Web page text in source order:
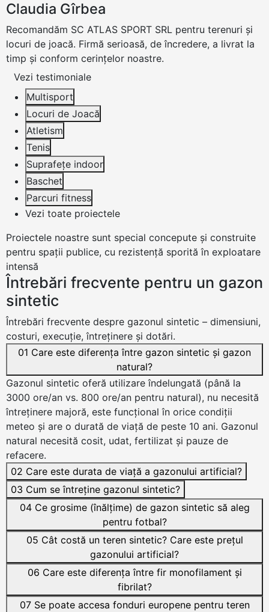
Claudia Gîrbea
Recomandăm SC ATLAS SPORT SRL pentru terenuri și
locuri de joacă. Firmă serioasă, de încredere, a livrat la
timp și conform cerințelor noastre.
Vezi testimoniale
Multisport
Locuri de Joacă
Atletism
Tenis
Suprafețe indoor
Baschet
Parcuri fitness
Vezi toate proiectele
Proiectele noastre sunt special concepute și construite
pentru spații publice, cu rezistență sporită în exploatare
intensă
Întrebări frecvente pentru un gazon
sintetic
Întrebări frecvente despre gazonul sintetic – dimensiuni,
costuri, execuție, întreținere și dotări.
01 Care este diferența între gazon sintetic și gazon
natural?
Gazonul sintetic oferă utilizare îndelungată (până la
3000 ore/an vs. 800 ore/an pentru natural), nu necesită
întreținere majoră, este funcțional în orice condiții
meteo și are o durată de viață de peste 10 ani. Gazonul
natural necesită cosit, udat, fertilizat și pauze de
refacere.
02 Care este durata de viață a gazonului artificial?
03 Cum se întreține gazonul sintetic?
04 Ce grosime (înălțime) de gazon sintetic să aleg
pentru fotbal?
05 Cât costă un teren sintetic? Care este prețul
gazonului artificial?
06 Care este diferența între fir monofilament și
fibrilat?
07 Se poate accesa fonduri europene pentru teren